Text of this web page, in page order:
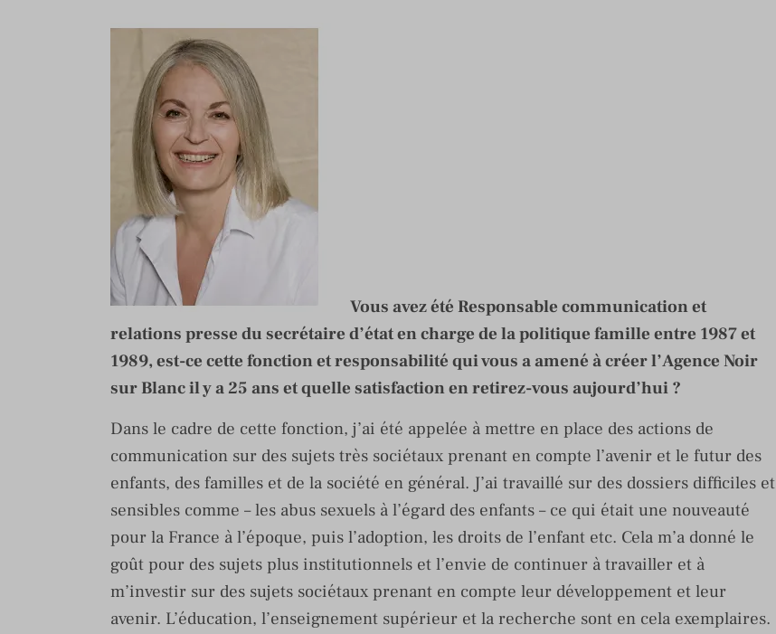
Vous avez été Responsable communication et
relations presse du secrétaire d’état en charge de la politique famille entre 1987 et
1989, est-ce cette fonction et responsabilité qui vous a amené à créer l’Agence Noir
sur Blanc il y a 25 ans et quelle satisfaction en retirez-vous aujourd’hui ?
Dans le cadre de cette fonction, j’ai été appelée à mettre en place des actions de
communication sur des sujets très sociétaux prenant en compte l’avenir et le futur des
enfants, des familles et de la société en général. J’ai travaillé sur des dossiers difficiles et
sensibles comme – les abus sexuels à l’égard des enfants – ce qui était une nouveauté
pour la France à l’époque, puis l’adoption, les droits de l’enfant etc. Cela m’a donné le
goût pour des sujets plus institutionnels et l’envie de continuer à travailler et à
m’investir sur des sujets sociétaux prenant en compte leur développement et leur
avenir. L’éducation, l’enseignement supérieur et la recherche sont en cela exemplaires.